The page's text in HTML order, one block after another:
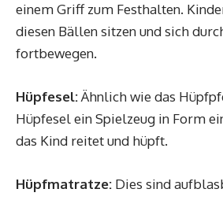
einem Griff zum Festhalten.
diesen Bällen sitzen und sich
fortbewegen.
Hüpfesel:Ähnlich wie das
Hüpfesel ein Spielzeug in Form
das Kind reitet und hüpft.
Hüpfmatratze: Dies sind